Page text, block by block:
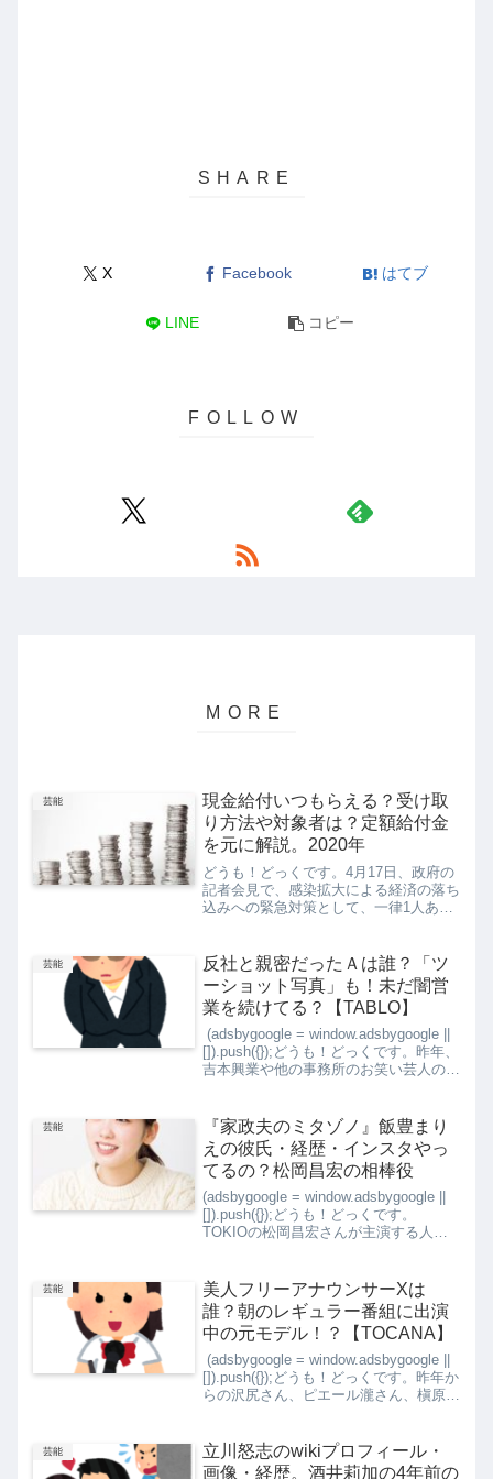
X Facebook はてブ
LINE コピー
芸能
現金給付いつもらえる？受け取
り方法や対象者は？定額給付金
を元に解説。2020年
どうも！どっくです。4月17日、政府の
記者会見で、感染拡大による経済の落ち
込みへの緊急対策として、一律1人あた
ショック時の「定額給付金」以来となり
ます。4月の緊急経済...
芸能
反社と親密だったＡは誰？「ツ
ーショット写真」も！未だ闇営
業を続けてる？【TABLO】
(adsbygoogle = window.adsbygoogle ||
[]).push({});どうも！どっくです。昨年、
吉本興業や他の事務所のお笑い芸人の闇
メ...
芸能
『家政夫のミタゾノ』飯豊まり
えの彼氏・経歴・インスタやっ
てるの？松岡昌宏の相棒役
(adsbygoogle = window.adsbygoogle ||
[]).push({});どうも！どっくです。
TOKIOの松岡昌宏さんが主演する人気
マ」枠（金曜...
芸能
美人フリーアナウンサーXは
誰？朝のレギュラー番組に出演
中の元モデル！？【TOCANA】
(adsbygoogle = window.adsbygoogle ||
[]).push({});どうも！どっくです。昨年か
らの沢尻さん、ピエール瀧さん、槇原さ
よ...
芸能
立川怒志のwikiプロフィール・
画像・経歴。酒井莉加の4年前の